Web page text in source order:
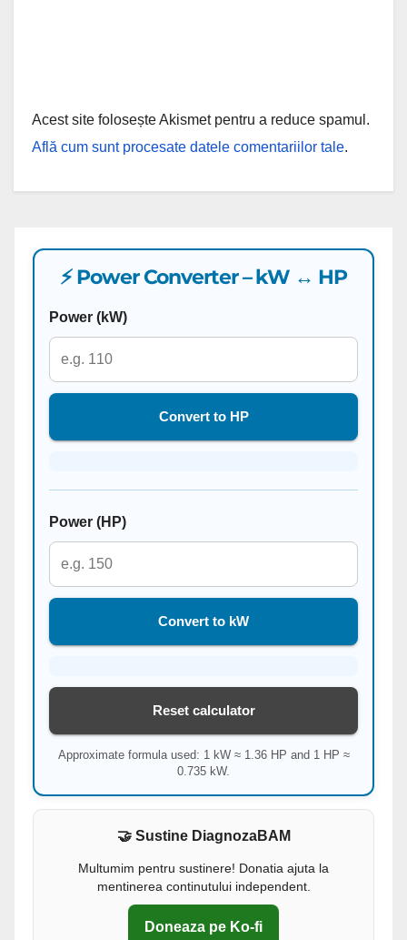
Acest site folosește Akismet pentru a reduce spamul.
Află cum sunt procesate datele comentariilor tale.
⚡ Power Converter – kW ↔ HP
Power (kW)
Convert to HP
Power (HP)
Convert to kW
Reset calculator
Approximate formula used: 1 kW ≈ 1.36 HP and 1 HP ≈
0.735 kW.
🤝 Sustine DiagnozaBAM
Multumim pentru sustinere! Donatia ajuta la
mentinerea continutului independent.
Doneaza pe Ko-fi